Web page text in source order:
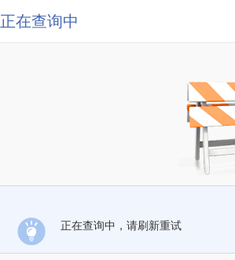
正在查询中
正在查询中，请刷新重试